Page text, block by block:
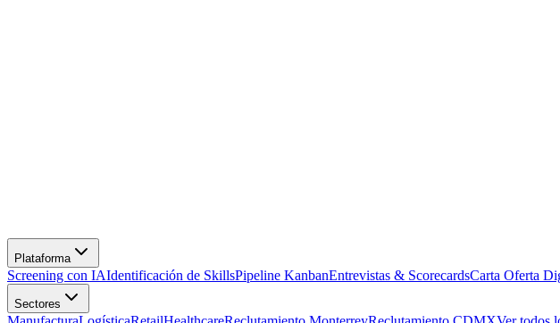
Screening con IAIdentificación de SkillsPipeline KanbanEntrevistas & ScorecardsCarta Oferta